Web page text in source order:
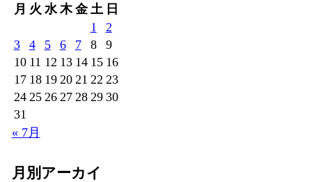
月 火 水 木 金 土 日
1
2
3
4 5 6 7 8
9
10 11 12 13 14 15 16
17 18 19 20 21 22 23
24 25 26 27 28 29 30
31
« 7月
月別アーカイ